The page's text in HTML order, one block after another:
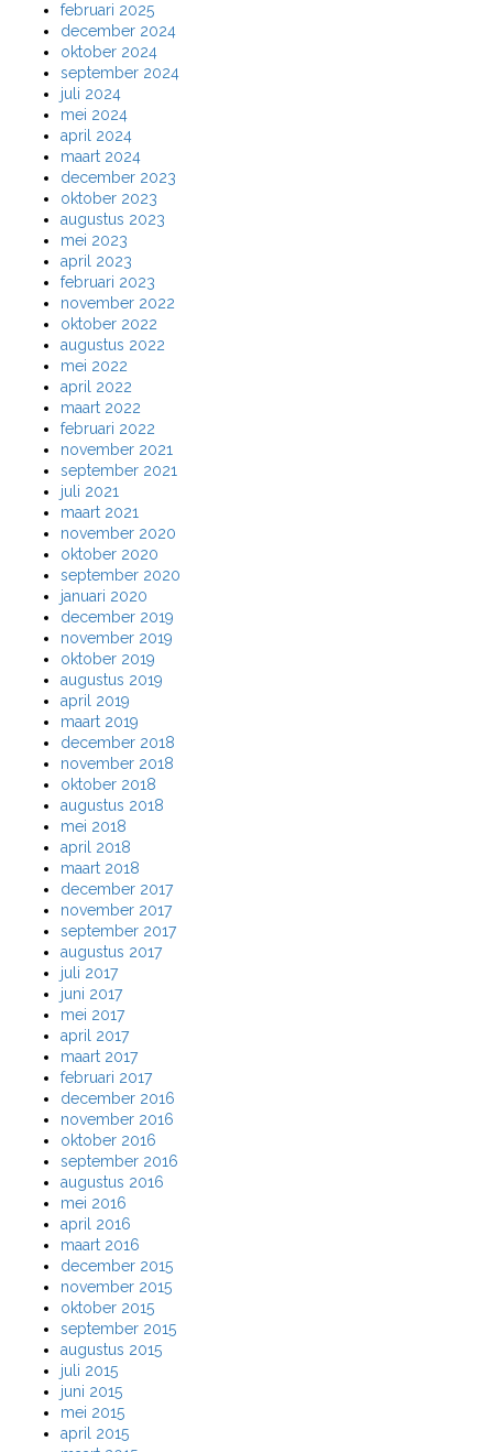
februari 2025
december 2024
oktober 2024
september 2024
juli 2024
mei 2024
april 2024
maart 2024
december 2023
oktober 2023
augustus 2023
mei 2023
april 2023
februari 2023
november 2022
oktober 2022
augustus 2022
mei 2022
april 2022
maart 2022
februari 2022
november 2021
september 2021
juli 2021
maart 2021
november 2020
oktober 2020
september 2020
januari 2020
december 2019
november 2019
oktober 2019
augustus 2019
april 2019
maart 2019
december 2018
november 2018
oktober 2018
augustus 2018
mei 2018
april 2018
maart 2018
december 2017
november 2017
september 2017
augustus 2017
juli 2017
juni 2017
mei 2017
april 2017
maart 2017
februari 2017
december 2016
november 2016
oktober 2016
september 2016
augustus 2016
mei 2016
april 2016
maart 2016
december 2015
november 2015
oktober 2015
september 2015
augustus 2015
juli 2015
juni 2015
mei 2015
april 2015